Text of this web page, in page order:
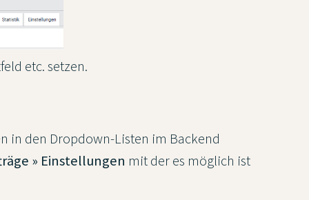
etc. setzen.
in den Dropdown-Listen im Backend
» Einstellungen mit der es möglich ist